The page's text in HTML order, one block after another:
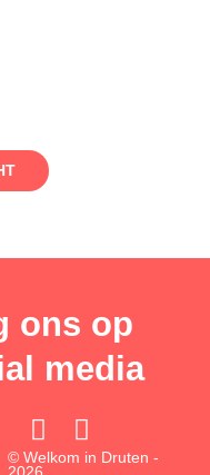
ons op
media
F
a
I
n
© Welkom in Druten -